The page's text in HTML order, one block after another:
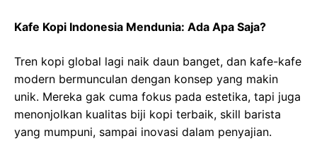
Kafe Kopi Indonesia Mendunia: Ada Apa Saja?
Tren kopi global lagi naik daun banget, dan kafe-kafe
modern bermunculan dengan konsep yang makin
unik. Mereka gak cuma fokus pada estetika, tapi juga
menonjolkan kualitas biji kopi terbaik, skill barista
yang mumpuni, sampai inovasi dalam penyajian.